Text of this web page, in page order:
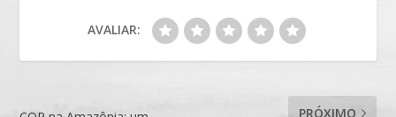
AVALIAR:
PRÓXIMO